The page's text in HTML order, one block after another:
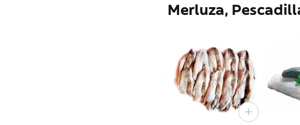
Merluza,